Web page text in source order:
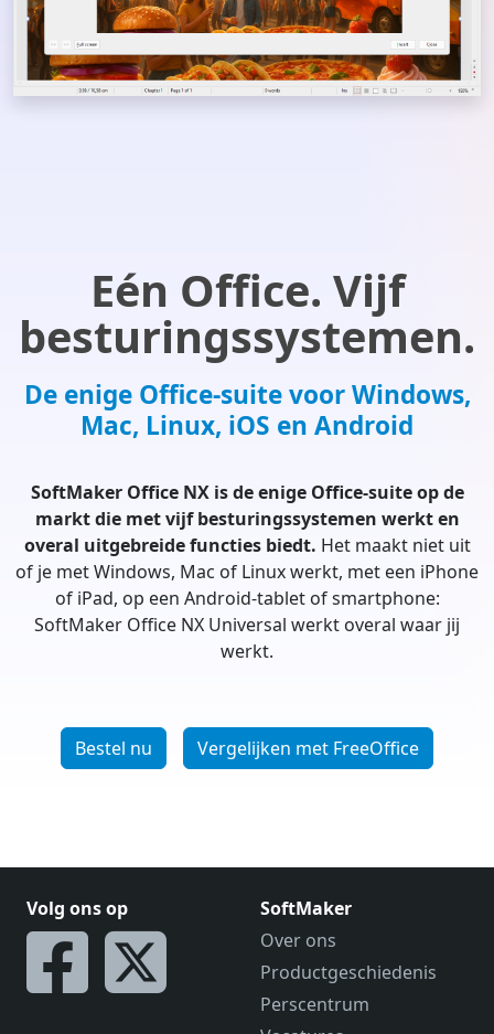
Eén Office. Vijf
besturingssystemen.
De enige Office-suite voor Windows,
Mac, Linux, iOS en Android
SoftMaker Office NX is de enige Office-suite op de
markt die met vijf besturingssystemen werkt en
overal uitgebreide functies biedt. Het maakt niet uit
of je met Windows, Mac of Linux werkt, met een iPhone
of iPad, op een Android-tablet of smartphone:
SoftMaker Office NX Universal werkt overal waar jij
werkt.
Bestel nu Vergelijken met FreeOffice
Volg ons op
SoftMaker
Over ons
Productgeschiedenis
Perscentrum